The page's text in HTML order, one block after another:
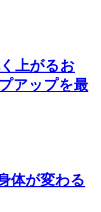
上がるお
アップを最
体が変わる